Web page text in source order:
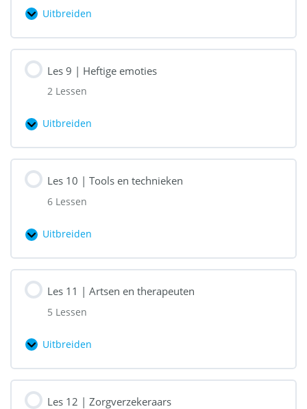
Uitbreiden
8
Goed
luisteren
Les 9 | Heftige emoties
2 Lessen
Uitbreiden
9
Heftige
emoties
Les 10 | Tools en technieken
6 Lessen
Uitbreiden
10
Tools
en
Les 11 | Artsen en therapeuten
5 Lessen
Uitbreiden
11
Les 12 | Zorgverzekeraars